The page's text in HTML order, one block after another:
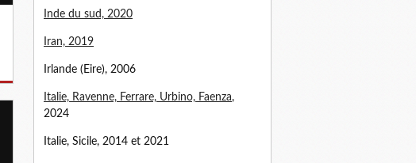
Inde du sud, 2020
Iran, 2019
Irlande (Eire), 2006
Italie, Ravenne, Ferrare, Urbino, Faenza,
2024
Italie, Sicile, 2014 et 2021